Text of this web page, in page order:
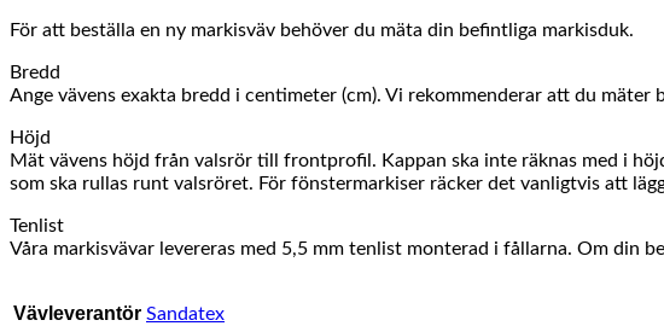
För att beställa en ny markisväv behöver du mäta din befintliga markisduk.
Bredd
Ange vävens exakta bredd i centimeter (cm). Vi rekommenderar att du
Höjd
Mät vävens höjd från valsrör till frontprofil. Kappan ska inte räknas med i
som ska rullas runt valsröret. För fönstermarkiser räcker det vanligtvis att
Tenlist
Våra markisvävar levereras med 5,5 mm tenlist monterad i fållarna. Om din
Vävleverantör Sandatex